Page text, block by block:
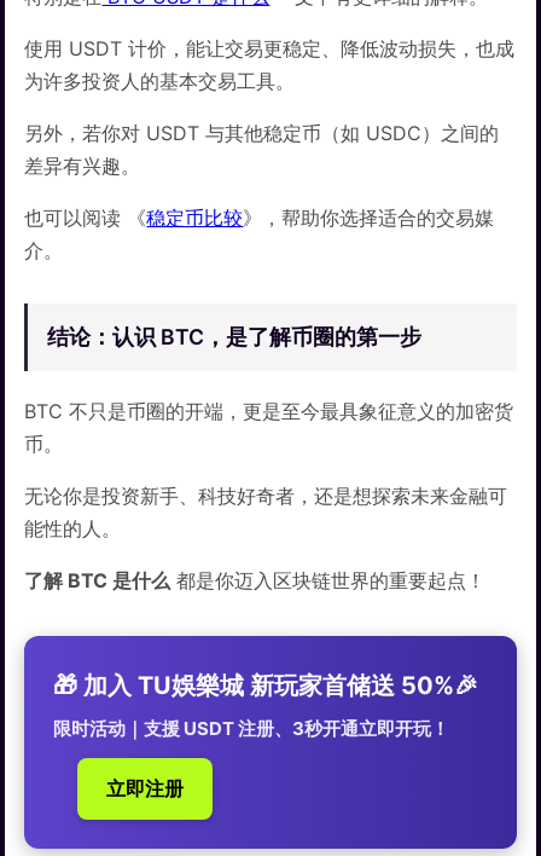
使用 USDT 计价，能让交易更稳定、降低波动损失，也成
为许多投资人的基本交易工具。
另外，若你对 USDT 与其他稳定币（如 USDC）之间的
差异有兴趣。
也可以阅读 《稳定币比较》，帮助你选择适合的交易媒
介。
结论：认识 BTC，是了解币圈的第一步
BTC 不只是币圈的开端，更是至今最具象征意义的加密货
币。
无论你是投资新手、科技好奇者，还是想探索未来金融可
能性的人。
了解 BTC 是什么 都是你迈入区块链世界的重要起点！
🎁 加入 TU娛樂城 新玩家首储送 50%🎉
限时活动｜支援 USDT 注册、3秒开通立即开玩！
立即注册